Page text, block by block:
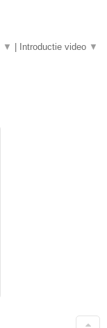
▼ Introductie video ▼